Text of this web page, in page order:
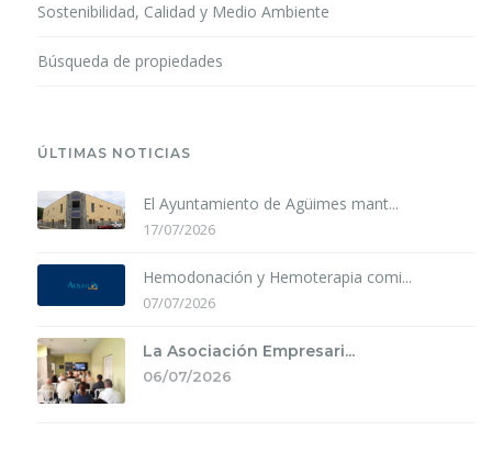
Sostenibilidad, Calidad y Medio Ambiente
Búsqueda de propiedades
ÚLTIMAS NOTICIAS
El Ayuntamiento de Agüimes mant...
17/07/2026
Hemodonación y Hemoterapia comi...
07/07/2026
La Asociación Empresari...
06/07/2026